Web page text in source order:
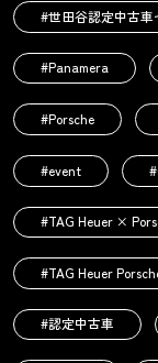
#世田谷認定中古車
#Panamera
#Porsche
#event
#TAG Heuer ×
#TAG Heuer
#認定中古車